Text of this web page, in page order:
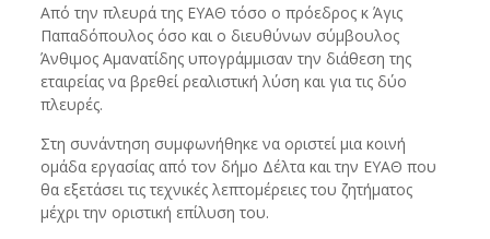
Από την πλευρά της ΕΥΑΘ τόσο ο πρόεδρος κ Άγις
Παπαδόπουλος όσο και ο διευθύνων σύμβουλος
Άνθιμος Αμανατίδης υπογράμμισαν την διάθεση της
εταιρείας να βρεθεί ρεαλιστική λύση και για τις δύο
πλευρές.
Στη συνάντηση συμφωνήθηκε να οριστεί μια κοινή
ομάδα εργασίας από τον δήμο Δέλτα και την ΕΥΑΘ που
θα εξετάσει τις τεχνικές λεπτομέρειες του ζητήματος
μέχρι την οριστική επίλυση του.